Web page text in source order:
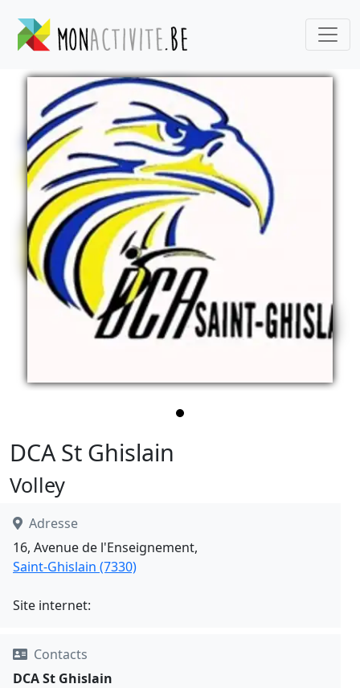
DCA St Ghislain
Volley
Adresse
16, Avenue de l'Enseignement,
Saint-Ghislain (7330)
Site internet:
Contacts
DCA St Ghislain